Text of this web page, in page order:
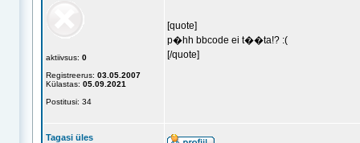
aktiivsus: 0
Registreerus: 03.05.2007
Külastas: 05.09.2021
Postitusi: 34
[quote]
p�hh bbcode ei t��ta!? :(
[/quote]
Tagasi üles